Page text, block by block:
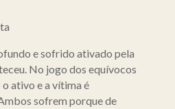
e sofrido ativado pela
No jogo dos equívocos
ativo e a vítima é
sofrem porque de